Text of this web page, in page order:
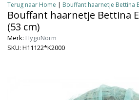
Terug naar Home | Bouffant haarnetje Bettina
Bouffant haarnetje Bettina
(53 cm)
Merk: HygoNorm
SKU: H11122*K2000